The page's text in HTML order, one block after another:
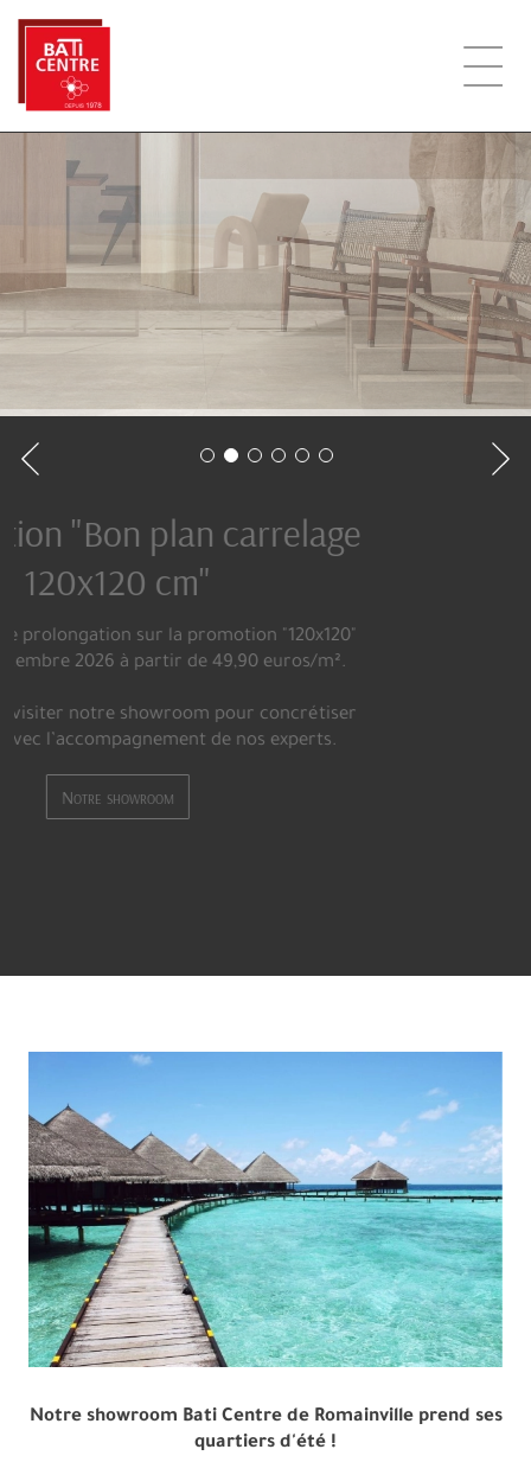
BATI-CENTRE VOUS OFFRE L'UN
DES PLUS GRANDS CHOIX DE
CARRELAGE DE PARIS
mosaïques, une variété inouïe de carrelages effet carreaux
ciment, des effets marbre dans des formats allant jusqu’à
monde du carrelage et de la pose, des effets bois plus vrais
que nature, mais aussi des grès cérame pleine masse qui
Notre showroom Bati Centre de Romainville prend ses
quartiers d'été !